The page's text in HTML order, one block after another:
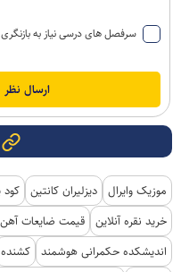
سرفصل های درسی نیاز به بازنگری
موزیک وایرال دیزلیران کانتین کود
خرید نقره آنلاین قیمت ضایعات آهن
اندیشکده حکمرانی هوشمند کشنده